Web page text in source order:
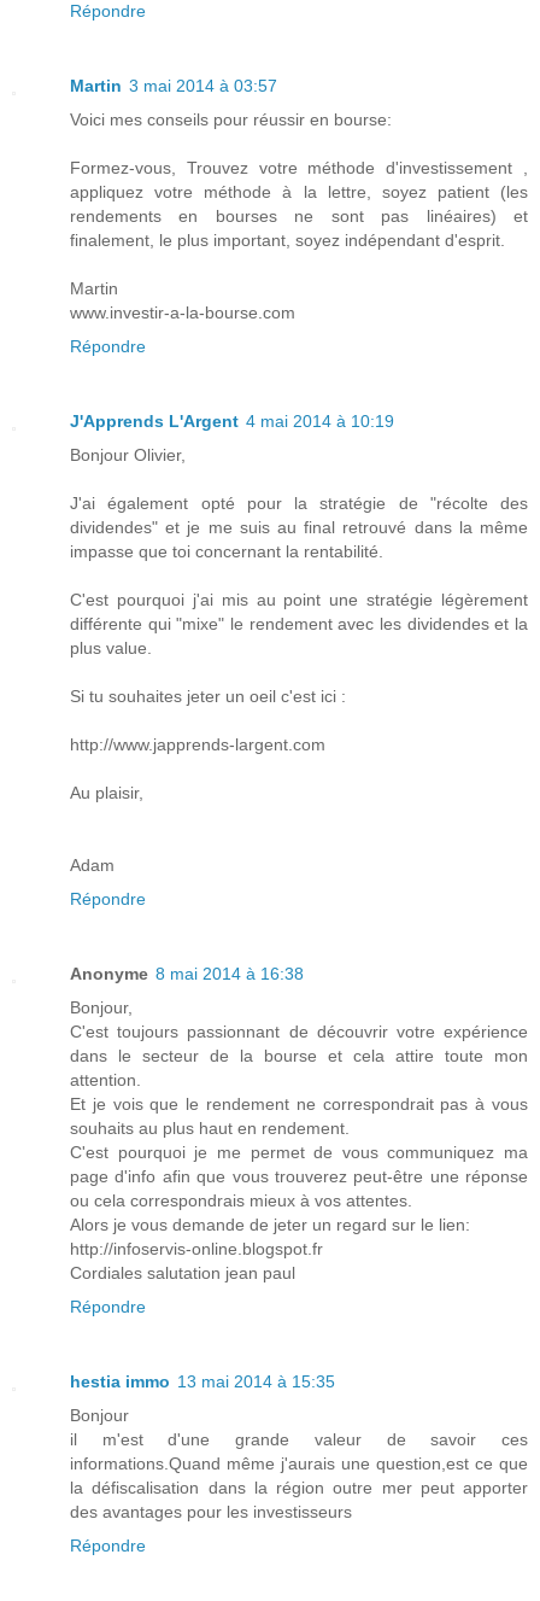
Répondre
Martin 3 mai 2014 à 03:57
Voici mes conseils pour réussir en bourse:
Formez-vous, Trouvez votre méthode d'investissement ,
appliquez votre méthode à la lettre, soyez patient (les
rendements en bourses ne sont pas linéaires) et
finalement, le plus important, soyez indépendant d'esprit.
Martin
www.investir-a-la-bourse.com
Répondre
J'Apprends L'Argent 4 mai 2014 à 10:19
Bonjour Olivier,
J'ai également opté pour la stratégie de "récolte des
dividendes" et je me suis au final retrouvé dans la même
impasse que toi concernant la rentabilité.
C'est pourquoi j'ai mis au point une stratégie légèrement
différente qui "mixe" le rendement avec les dividendes et la
plus value.
Si tu souhaites jeter un oeil c'est ici :
http://www.japprends-largent.com
Au plaisir,
Adam
Répondre
Anonyme 8 mai 2014 à 16:38
Bonjour,
C'est toujours passionnant de découvrir votre expérience
dans le secteur de la bourse et cela attire toute mon
attention.
Et je vois que le rendement ne correspondrait pas à vous
souhaits au plus haut en rendement.
C'est pourquoi je me permet de vous communiquez ma
page d'info afin que vous trouverez peut-être une réponse
ou cela correspondrais mieux à vos attentes.
Alors je vous demande de jeter un regard sur le lien:
http://infoservis-online.blogspot.fr
Cordiales salutation jean paul
Répondre
hestia immo 13 mai 2014 à 15:35
Bonjour
il m'est d'une grande valeur de savoir ces
informations.Quand même j'aurais une question,est ce que
la défiscalisation dans la région outre mer peut apporter
des avantages pour les investisseurs
Répondre